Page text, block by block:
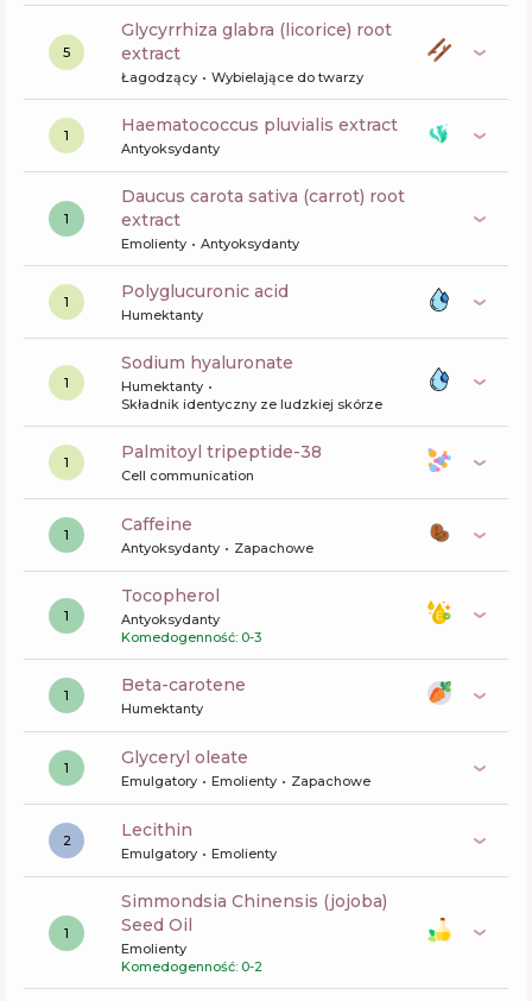
5
glycyrrhiza glabra (licorice) root
extract
Łagodzący Wybielające do twarzy
1 haematococcus pluvialis extract
Antyoksydanty
1
daucus carota sativa (carrot) root
extract
Emolienty Antyoksydanty
1 Polyglucuronic acid
Humektanty
1
sodium hyaluronate
Humektanty
Składnik identyczny ze ludzkiej skórze
1 palmitoyl tripeptide-38
Cell communication
1 caffeine
Antyoksydanty Zapachowe
1
tocopherol
Antyoksydanty
Komedogenność: 0-3
1 beta-carotene
Humektanty
1 glyceryl oleate
Emulgatory Emolienty Zapachowe
2 lecithin
Emulgatory Emolienty
1
Simmondsia Chinensis (jojoba)
Seed Oil
Emolienty
Komedogenność: 0-2